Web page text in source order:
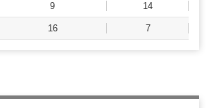
9 14
16 7